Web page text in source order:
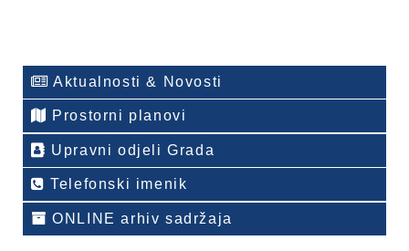
Aktualnosti & Novosti
Prostorni planovi
Upravni odjeli Grada
Telefonski imenik
ONLINE arhiv sadržaja